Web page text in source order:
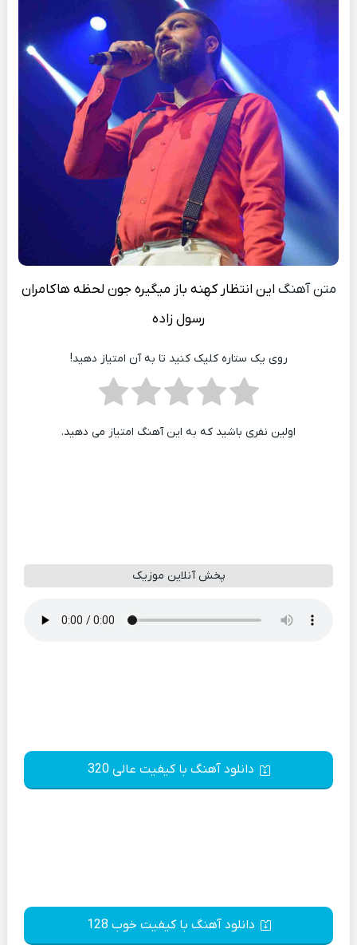
متن آهنگ این انتظار کهنه باز میگیره جون لحظه هاکامران
رسول زاده
روی یک ستاره کلیک کنید تا به آن امتیاز دهید!
اولین نفری باشید که به این آهنگ امتیاز می دهید.
پخش آنلاین موزیک
دانلود آهنگ با کیفیت عالی 320
دانلود آهنگ با کیفیت خوب 128